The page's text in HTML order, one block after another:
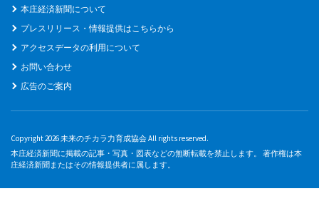
本庄経済新聞について
プレスリリース・情報提供はこちらから
アクセスデータの利用について
お問い合わせ
広告のご案内
Copyright 2026 未来のチカラ力育成協会 All rights reserved.
本庄経済新聞に掲載の記事・写真・図表などの無断転載を禁止します。 著作権は本
庄経済新聞またはその情報提供者に属します。